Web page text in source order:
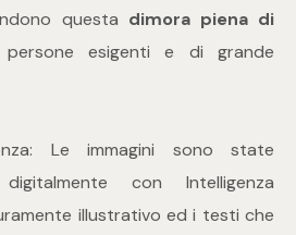
questa dimora piena di
esigenti e di grande
Le immagini sono state
digitalmente con Intelligenza
illustrativo ed i testi che